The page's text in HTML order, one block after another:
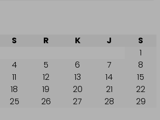
S R K J
S
1
4 5 6 7
8
11 12 13 14
15
18 19 20 21
22
25 26 27 28
29